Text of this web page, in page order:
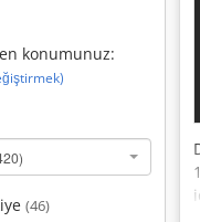
konumunuz:
(46)